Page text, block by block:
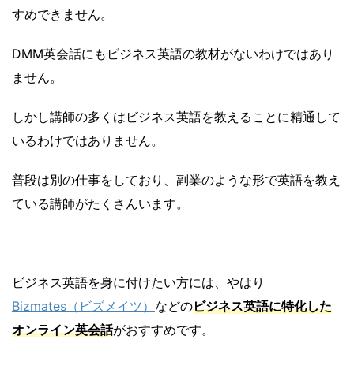
すめできません。
DMM英会話にもビジネス英語の教材がないわけではあり
ません。
しかし講師の多くはビジネス英語を教えることに精通して
いるわけではありません。
普段は別の仕事をしており、副業のような形で英語を教え
ている講師がたくさんいます。
ビジネス英語を身に付けたい方には、やはり
Bizmates（ビズメイツ） などのビジネス英語に特化した
オンライン英会話がおすすめです。